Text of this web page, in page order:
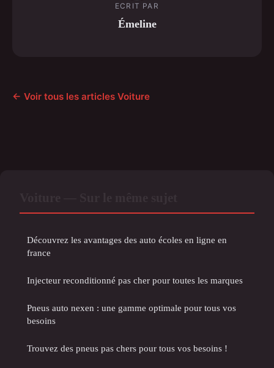
ECRIT PAR
Émeline
← Voir tous les articles Voiture
Découvrez les avantages des auto écoles en ligne en
france
Injecteur reconditionné pas cher pour toutes les marques
Pneus auto nexen : une gamme optimale pour tous vos
besoins
Trouvez des pneus pas chers pour tous vos besoins !